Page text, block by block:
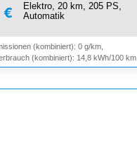
€
Elektro, 20 km, 205 PS,
Automatik
(kombiniert): 0 g/km,
(kombiniert): 14,8 kWh/100 km